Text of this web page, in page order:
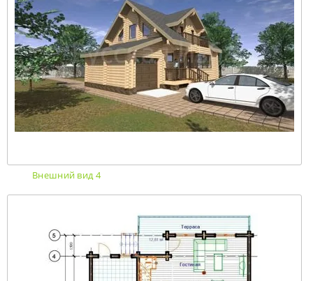
Внешний вид 4